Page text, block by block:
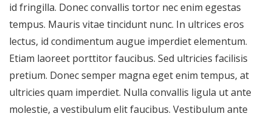
id fringilla. Donec convallis tortor nec enim egestas
tempus. Mauris vitae tincidunt nunc. In ultrices eros
lectus, id condimentum augue imperdiet elementum.
Etiam laoreet porttitor faucibus. Sed ultricies facilisis
pretium. Donec semper magna eget enim tempus, at
ultricies quam imperdiet. Nulla convallis ligula ut ante
molestie, a vestibulum elit faucibus. Vestibulum ante